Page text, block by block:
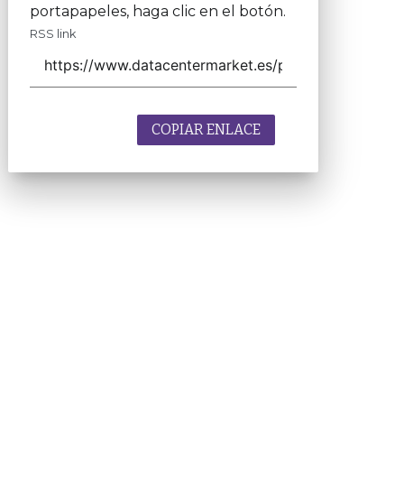
portapapeles, haga clic en el botón.
RSS link
COPIAR ENLACE